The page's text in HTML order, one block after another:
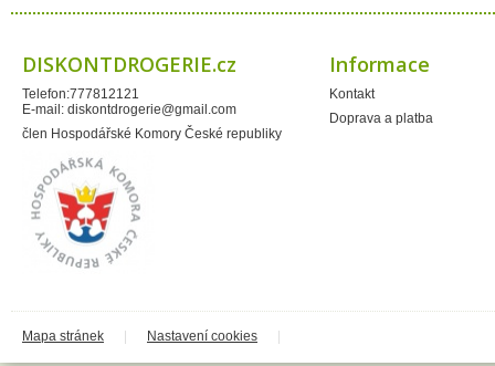
Bolton
BumusCare GmBh
Certex
Chante Clair
Chopa
ChupaChups
Claro
Cleanzy s.r.o.
Cleary Group Italy
Clovin Germany
Codaa
Colgate - Palmolive
Coty
Coyote
Dalli
Dalli - Werkge Germany
DISKONTDROGERIE.cz
Telefon:777812121
E-mail: diskontdrogerie@gmail.com
člen Hospodářské Komory České republiky
Informace
Kontakt
Doprava a platba
Mapa stránek Nastavení cookies